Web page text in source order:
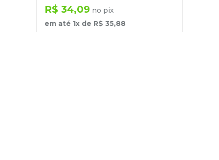
R$ 34,09 no pix
em até 1x de R$ 35,88